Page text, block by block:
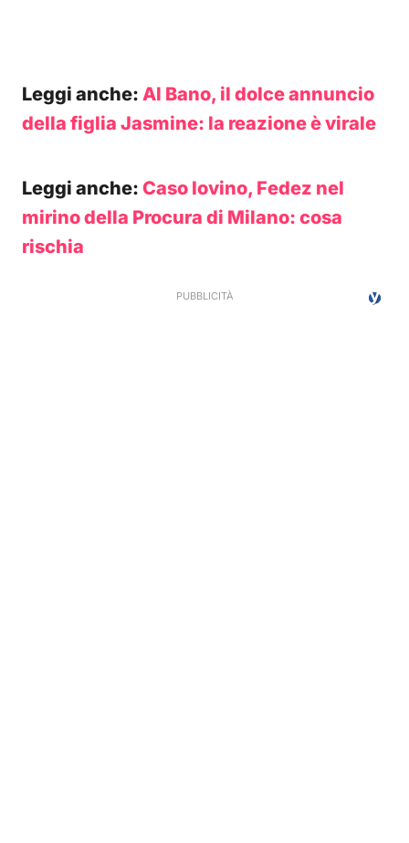
Leggi anche: Al Bano, il dolce annuncio
della figlia Jasmine: la reazione è virale
Leggi anche: Caso Iovino, Fedez nel
mirino della Procura di Milano: cosa
rischia